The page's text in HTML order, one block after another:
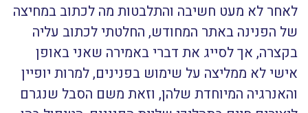
לאחר לא מעט חשיבה והתלבטות מה לכתוב במחיצה
של הפנינה באתר המחודש, החלטתי לכתוב עליה
בקצרה, אך לסייג את דברי באמירה שאני באופן
אישי לא ממליצה על שימוש בפנינים, למרות יופיין
והאנרגיה המיוחדת שלהן, וזאת משם הסבל שנגרם